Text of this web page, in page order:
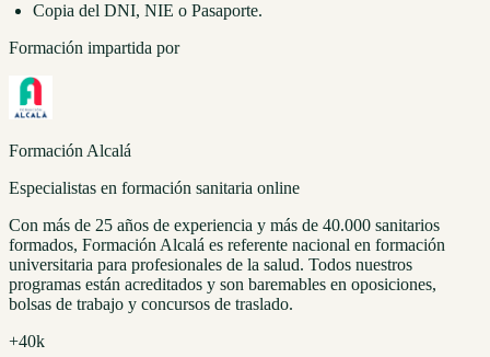
Copia del DNI, NIE o Pasaporte.
Formación impartida por
Formación Alcalá
Especialistas en formación sanitaria online
Con más de 25 años de experiencia y más de 40.000 sanitarios
formados, Formación Alcalá es referente nacional en formación
universitaria para profesionales de la salud. Todos nuestros
programas están acreditados y son baremables en oposiciones,
bolsas de trabajo y concursos de traslado.
+40k